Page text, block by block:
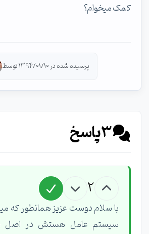
کمک میخوام؟
پرسیده شده در 1394/01/10 توسط
3پاسخ
2
سیستم عامل هستش در اصل